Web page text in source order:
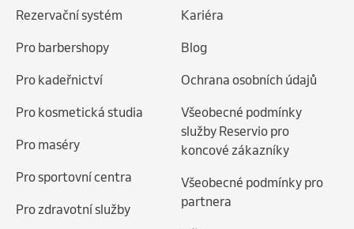
Rezervační systém
Pro barbershopy
Pro kadeřnictví
Pro kosmetická studia
Pro maséry
Pro sportovní centra
Pro zdravotní služby
Kariéra
Blog
Ochrana osobních údajů
Všeobecné podmínky
služby Reservio pro
koncové zákazníky
Všeobecné podmínky pro
partnera